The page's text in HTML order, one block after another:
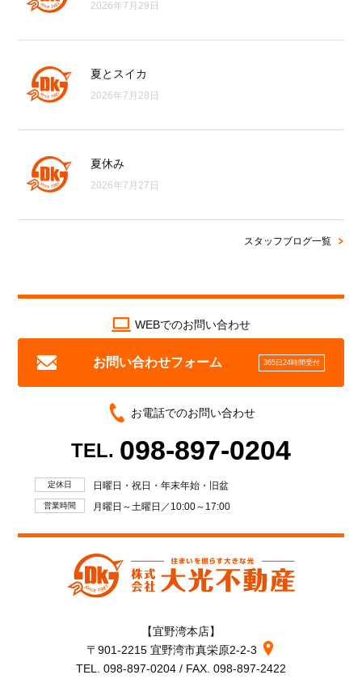
2026年7月29日
夏とスイカ
2026年7月28日
夏休み
2026年7月27日
スタッフブログ一覧
WEBでのお問い合わせ
お問い合わせフォーム 365日24時間受付
お電話でのお問い合わせ
TEL. 098-897-0204
定休日 日曜日・祝日・年末年始・旧盆
営業時間 月曜日～土曜日／10:00～17:00
【宜野湾本店】
〒901-2215 宜野湾市真栄原2-2-3
TEL. 098-897-0204 / FAX. 098-897-2422